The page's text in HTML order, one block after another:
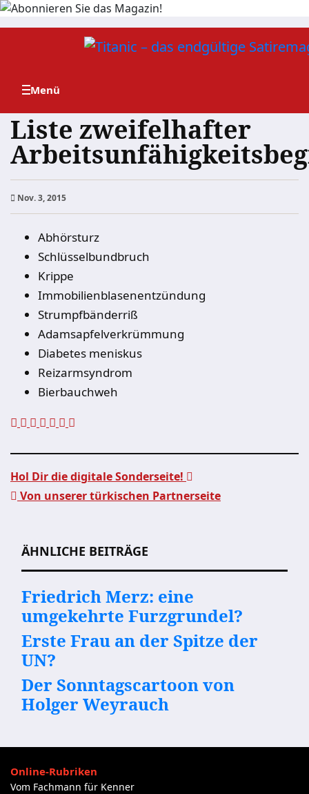
Zum
Liste zweifelhafter
Nov. 3, 2015
Abhörsturz
Schlüsselbundbruch
Krippe
Immobilienblasenentzündung
Strumpfbänderriß
Adamsapfelverkrümmung
Diabetes meniskus
Reizarmsyndrom
Bierbauchweh
Hol Dir die digitale Sonderseite!
Von unserer türkischen Partnerseite
ÄHNLICHE BEITRÄGE
Friedrich Merz: eine
umgekehrte Furzgrundel?
Erste Frau an der Spitze der
UN?
Der Sonntagscartoon von
Holger Weyrauch
Online-Rubriken
Vom Fachmann für Kenner